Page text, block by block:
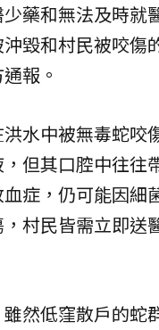
藥和無法及時就
毀和村民被咬傷
報。
水中被無毒蛇咬
但其口腔中往往
症，仍可能因細
村民皆需立即送
然低窪散戶的蛇